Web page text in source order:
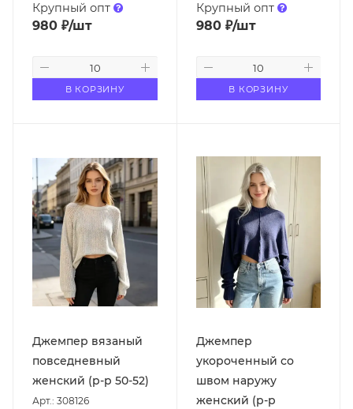
Крупный опт
980 ₽/шт
В КОРЗИНУ
Крупный опт
980₽/шт
В КОРЗИНУ
Джемпер вязаный
повседневный
женский (р-р 50-52)
Арт.: 308126
Джемпер
укороченный со
швом наружу
женский (р-р